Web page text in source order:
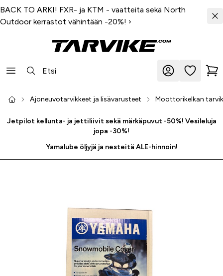
BACK TO ARKI! FXR- ja KTM - vaatteita sekä North
Outdoor kerrastot vähintään -20%! ›
Ajoneuvotarvikkeet ja lisävarusteet Moottorikelkan
Jetpilot kellunta- ja jettiliivit sekä märkäpuvut -50%! Vesileluja
jopa -30%!
Yamalube öljyjä ja nesteitä ALE-hinnoin!